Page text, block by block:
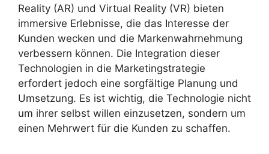
Reality (AR) und Virtual Reality (VR) bieten
immersive Erlebnisse, die das Interesse der
Kunden wecken und die Markenwahrnehmung
verbessern können. Die Integration dieser
Technologien in die Marketingstrategie
erfordert jedoch eine sorgfältige Planung und
Umsetzung. Es ist wichtig, die Technologie nicht
um ihrer selbst willen einzusetzen, sondern um
einen Mehrwert für die Kunden zu schaffen.